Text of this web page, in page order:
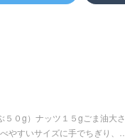
０g）ナッツ１５gごま油大さ
やすいサイズに手でちぎり、…